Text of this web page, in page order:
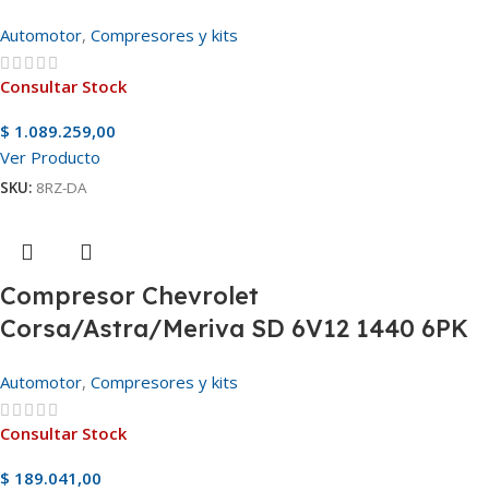
Automotor, Compresores y kits
Consultar Stock
$ 1.089.259,00
Ver Producto
SKU: 8RZ-DA
Compresor Chevrolet
Corsa/Astra/Meriva SD 6V12 1440 6PK
Automotor, Compresores y kits
Consultar Stock
$ 189.041,00